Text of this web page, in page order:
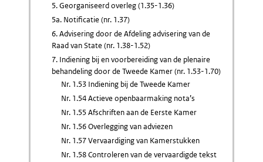
5. Georganiseerd overleg (1.35-1.36)
5a. Notificatie (nr. 1.37)
6. Advisering door de Afdeling advisering van de
Raad van State (nr. 1.38-1.52)
7. Indiening bij en voorbereiding van de plenaire
behandeling door de Tweede Kamer (nr. 1.53-1.70)
Nr. 1.53 Indiening bij de Tweede Kamer
Nr. 1.54 Actieve openbaarmaking nota’s
Nr. 1.55 Afschriften aan de Eerste Kamer
Nr. 1.56 Overlegging van adviezen
Nr. 1.57 Vervaardiging van Kamerstukken
Nr. 1.58 Controleren van de vervaardigde tekst